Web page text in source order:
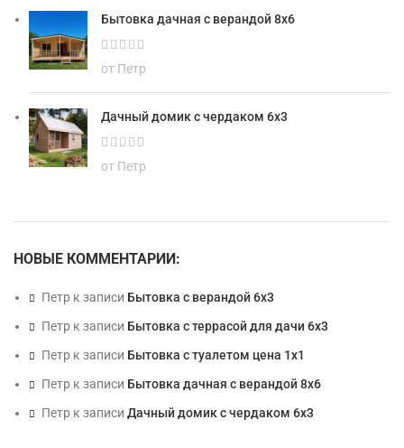
Бытовка дачная с верандой 8х6
от Петр
Дачный домик с чердаком 6х3
от Петр
НОВЫЕ КОММЕНТАРИИ:
Петр к записи Бытовка с верандой 6х3
Петр к записи Бытовка с террасой для дачи 6х3
Петр к записи Бытовка с туалетом цена 1х1
Петр к записи Бытовка дачная с верандой 8х6
Петр к записи Дачный домик с чердаком 6х3